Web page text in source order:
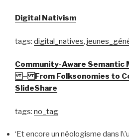
Digital Nativism
tags: digital_natives,
Community-Aware Semantic
– From Folksonomies to
SlideShare
tags: no_tag
‘Et encore un néologisme dans